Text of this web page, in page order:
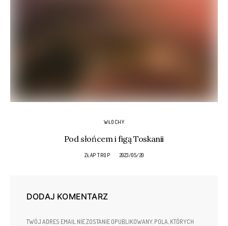
WŁOCHY
Pod słońcem i figą Toskanii
ZŁAP TROP 2023/05/20
DODAJ KOMENTARZ
TWÓJ ADRES EMAIL NIE ZOSTANIE OPUBLIKOWANY. POLA, KTÓRYCH